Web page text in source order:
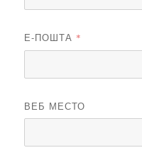
Е-ПОШТА *
ВЕБ МЕСТО